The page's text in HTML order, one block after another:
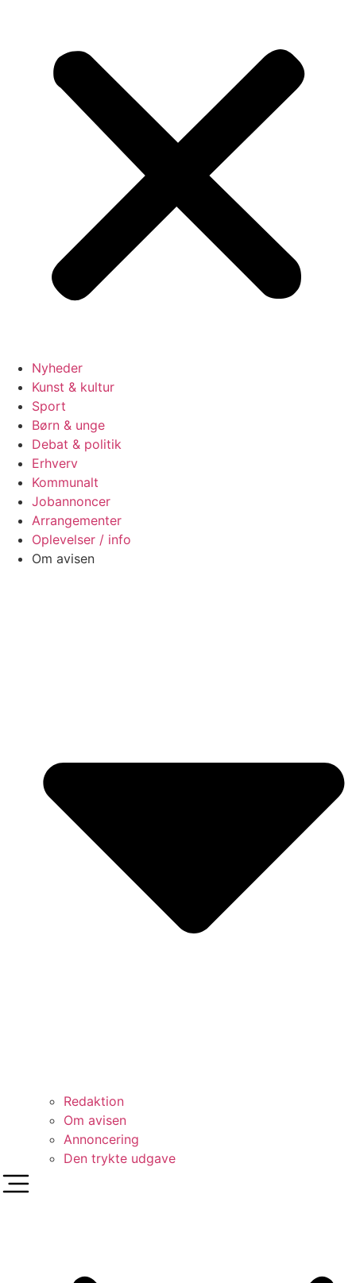
Nyheder
Kunst & kultur
Sport
Børn & unge
Debat & politik
Erhverv
Kommunalt
Jobannoncer
Arrangementer
Oplevelser / info
Om avisen
Redaktion
Om avisen
Annoncering
Den trykte udgave